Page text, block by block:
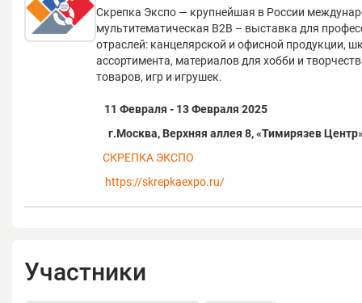
Скрепка Экспо — крупнейшая в России
мультитематическая B2B – выставка для
отраслей: канцелярской и офисной продукции,
ассортимента, материалов для хобби и
товаров, игр и игрушек.
11 Февраля - 13 Февраля 2025
г.Москва, Верхняя аллея 8, «Тимирязев
СКРЕПКА ЭКСПО
https://skrepkaexpo.ru/
Участники